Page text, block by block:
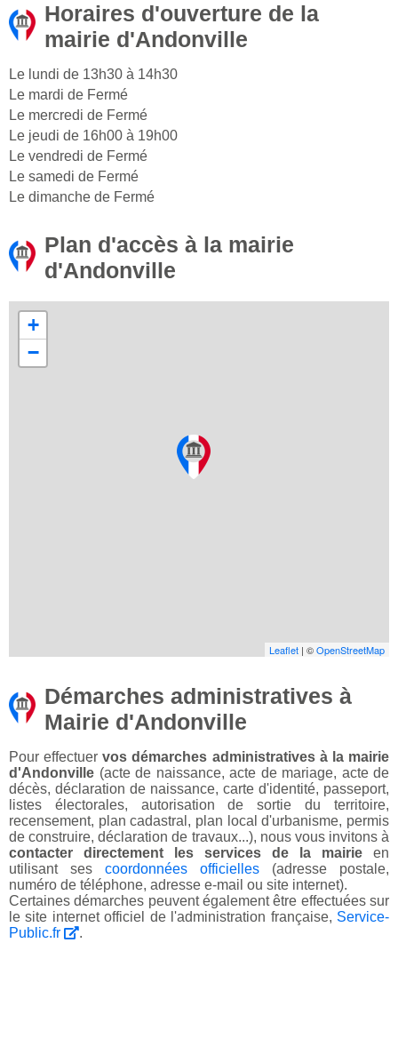
Horaires d'ouverture de la
mairie d'Andonville
Le lundi de 13h30 à 14h30
Le mardi de Fermé
Le mercredi de Fermé
Le jeudi de 16h00 à 19h00
Le vendredi de Fermé
Le samedi de Fermé
Le dimanche de Fermé
Plan d'accès à la mairie
d'Andonville
+
−
Leaflet | ©OpenStreetMap
Démarches administratives à
Mairie d'Andonville
Pour effectuervos démarches administratives à la mairie
d'Andonville (acte de naissance, acte de mariage, acte de
décès, déclaration de naissance, carte d'identité, passeport,
listes électorales, autorisation de sortie du territoire,
recensement, plan cadastral, plan local d'urbanisme, permis
de construire, déclaration de travaux...), nous vous invitons à
contacter directement les services de la mairie en
utilisant ses coordonnées officielles (adresse postale,
numéro de téléphone, adresse e-mail ou site internet).
Certaines démarches peuvent également être effectuées sur
le site internet officiel de l'administration française, Service-
Public.fr
.